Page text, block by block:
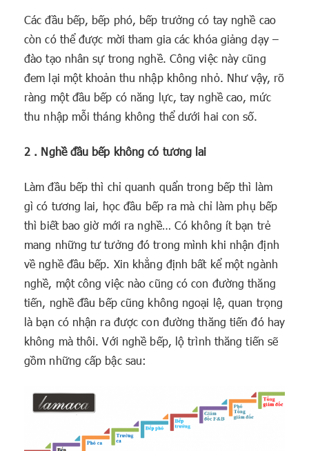
Các đầu bếp, bếp phó, bếp trưởng có tay nghề cao
còn có thể được mời tham gia các khóa giảng dạy –
đào tạo nhân sự trong nghề. Công việc này cũng
đem lại một khoản thu nhập không nhỏ. Như vậy, rõ
ràng một đầu bếp có năng lực, tay nghề cao, mức
thu nhập mỗi tháng không thể dưới hai con số.
2 . Nghề đầu bếp không có tương lai
Làm đầu bếp thì chỉ quanh quẩn trong bếp thì làm
gì có tương lai, học đầu bếp ra mà chỉ làm phụ bếp
thì biết bao giờ mới ra nghề… Có không ít bạn trẻ
mang những tư tưởng đó trong mình khi nhận định
về nghề đầu bếp. Xin khẳng định bất kể một ngành
nghề, một công việc nào cũng có con đường thăng
tiến, nghề đầu bếp cũng không ngoại lệ, quan trọng
là bạn có nhận ra được con đường thăng tiến đó hay
không mà thôi. Với nghề bếp, lộ trình thăng tiến sẽ
gồm những cấp bậc sau: